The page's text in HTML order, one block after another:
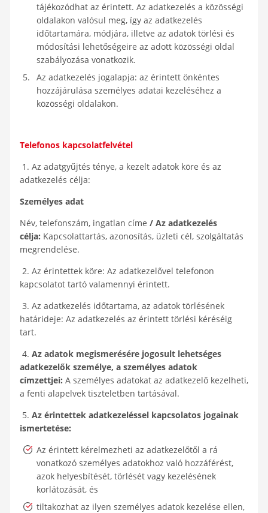
tájékozódhat az érintett. Az adatkezelés a közösségi
oldalakon valósul meg, így az adatkezelés
időtartamára, módjára, illetve az adatok törlési és
módosítási lehetőségeire az adott közösségi oldal
szabályozása vonatkozik.
Az adatkezelés jogalapja: az érintett önkéntes
hozzájárulása személyes adatai kezeléséhez a
közösségi oldalakon.
Telefonos kapcsolatfelvétel
1. Az adatgyűjtés ténye, a kezelt adatok köre és az
adatkezelés célja:
Személyes adat
Név, telefonszám, ingatlan címe / Az adatkezelés
célja: Kapcsolattartás, azonosítás, üzleti cél, szolgáltatás
megrendelése.
2. Az érintettek köre: Az adatkezelővel telefonon
kapcsolatot tartó valamennyi érintett.
3. Az adatkezelés időtartama, az adatok törlésének
határideje: Az adatkezelés az érintett törlési kéréséig
tart.
4. Az adatok megismerésére jogosult lehetséges
adatkezelők személye, a személyes adatok
címzettjei: A személyes adatokat az adatkezelő kezelheti,
a fenti alapelvek tiszteletben tartásával.
5. Az érintettek adatkezeléssel kapcsolatos jogainak
ismertetése:
Az érintett kérelmezheti az adatkezelőtől a rá
vonatkozó személyes adatokhoz való hozzáférést,
azok helyesbítését, törlését vagy kezelésének
korlátozását, és
tiltakozhat az ilyen személyes adatok kezelése ellen,